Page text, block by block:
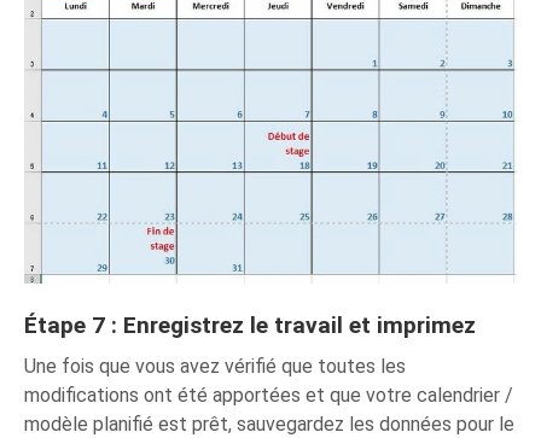
Étape 7 : Enregistrez le travail et imprimez
Une fois que vous avez vérifié que toutes les
modifications ont été apportées et que votre calendrier /
modèle planifié est prêt, sauvegardez les données pour le